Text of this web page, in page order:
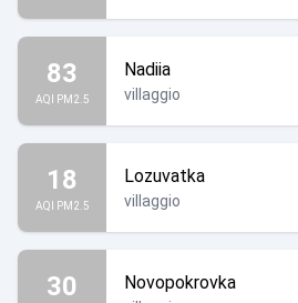
83
AQI PM2.5
Nadiia
villaggio
18
AQI PM2.5
Lozuvatka
villaggio
30 Novopokrovka